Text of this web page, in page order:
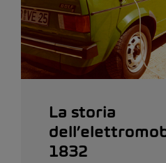
La storia
1832